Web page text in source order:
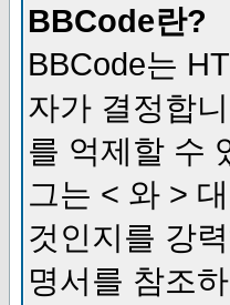
BBCode란?
BBCode는
자가 결정합
를 억제할 수
그는 < 와 >
것인지를 강
명서를 참조